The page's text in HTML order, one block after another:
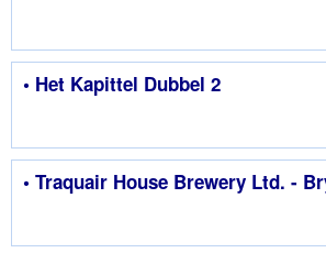
• Het Kapittel Dubbel 2
• Traquair House Brewery Ltd. -